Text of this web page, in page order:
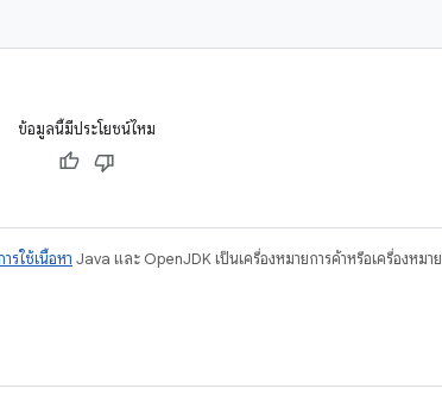
ข้อมูลนี้มีประโยชน์ไหม
รใช้เนื้อหา Java และ OpenJDK เป็นเครื่องหมายการค้าหรือเครื่องหม